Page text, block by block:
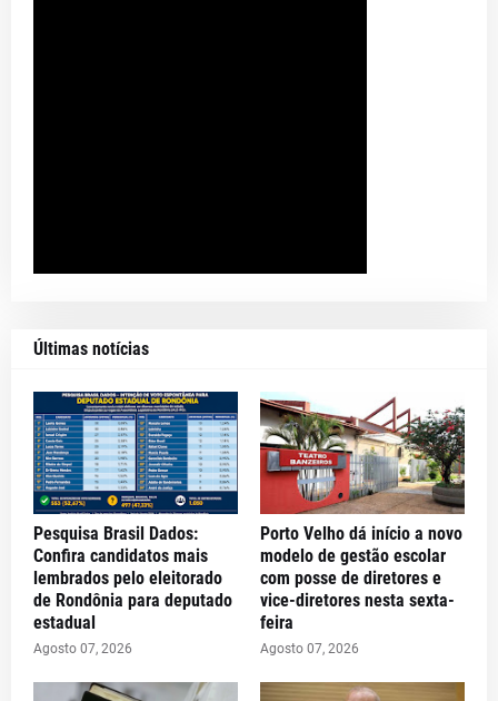
Últimas notícias
Pesquisa Brasil Dados:
Confira candidatos mais
lembrados pelo eleitorado
de Rondônia para deputado
estadual
Agosto 07, 2026
Porto Velho dá início a novo
modelo de gestão escolar
com posse de diretores e
vice-diretores nesta sexta-
feira
Agosto 07, 2026